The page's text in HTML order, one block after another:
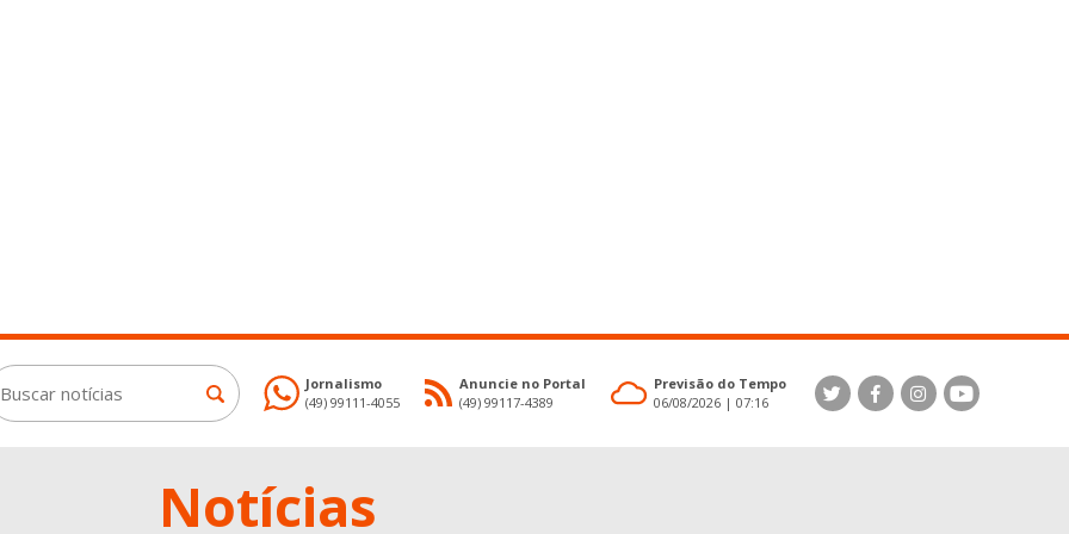
Jornalismo
(49) 99111-4055
Anuncie no Portal
(49) 99117-4389
Previsão do Tempo
06/08/2026 | 07:16
Notícias